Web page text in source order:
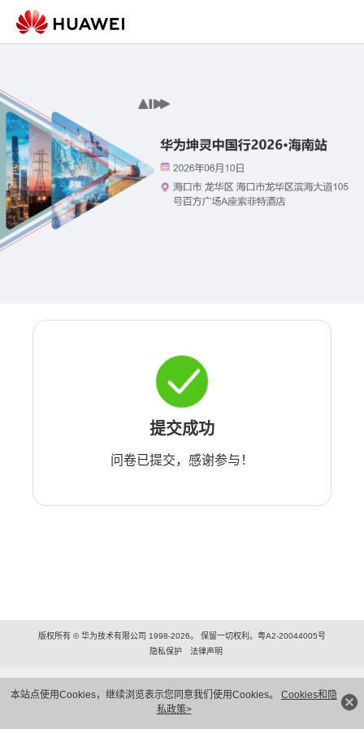
本站点使用Cookies，继续浏览表示您同意我们使用Cookies。 Cookies和隐
私政策>
提交成功
问卷已提交，感谢参与！
版权所有 © 华为技术有限公司 1998-2026。 保留一切权利。粤A2-20044005号
隐私保护
法律声明